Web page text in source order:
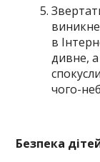
в
дивне,
чого-
Безпека